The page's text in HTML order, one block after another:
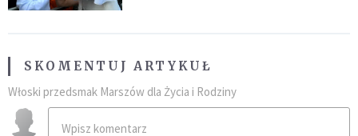
SKOMENTUJ ARTYKUŁ
Włoski przedsmak Marszów dla Życia i Rodziny